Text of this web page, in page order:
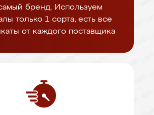
бренд. Используем
только 1 сорта, есть все
от каждого поставщика